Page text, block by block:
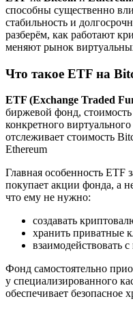
способны существенно
стабильность и
разберём, как работают
меняют рынок
Что такое ETF на
ETF (Exchange Traded
биржевой фонд, стоимость
конкретного
отслеживает стоимость
Ethereum
Главная особенность ETF
покупает акции фонда, а
что ему не нужно:
создавать
хранить приватные
взаимодействовать
Фонд самостоятельно
у специализированного
обеспечивает безопасное